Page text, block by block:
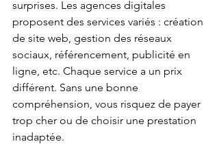
surprises. Les agences digitales
proposent des services variés : création
de site web, gestion des réseaux
sociaux, référencement, publicité en
ligne, etc. Chaque service a un prix
différent. Sans une bonne
compréhension, vous risquez de payer
trop cher ou de choisir une prestation
inadaptée.